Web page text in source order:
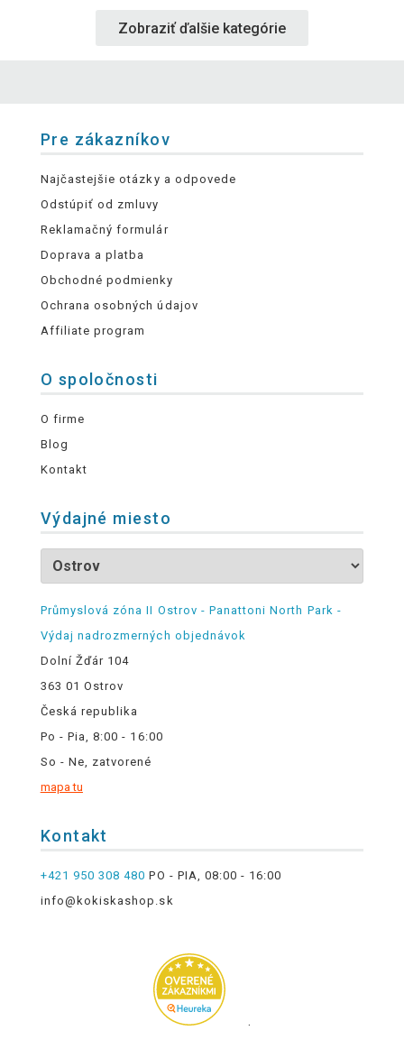
Zobraziť ďalšie kategórie
Pre zákazníkov
Najčastejšie otázky a odpovede
Odstúpiť od zmluvy
Reklamačný formulár
Doprava a platba
Obchodné podmienky
Ochrana osobných údajov
Affiliate program
O spoločnosti
O firme
Blog
Kontakt
Výdajné miesto
Průmyslová zóna II Ostrov - Panattoni North Park -
Výdaj nadrozmerných objednávok
Dolní Žďár 104
363 01 Ostrov
Česká republika
Po - Pia, 8:00 - 16:00
So - Ne, zatvorené
mapa tu
Kontakt
+421 950 308 480 PO - PIA, 08:00 - 16:00
info@kokiskashop.sk
.